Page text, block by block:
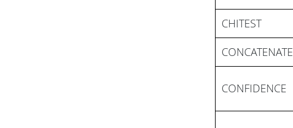
CHITEST
CONCATENATE
CONFIDENCE